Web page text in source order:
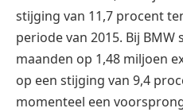
stijging van 11,7 procent
periode van 2015. Bij
maanden op 1,48 miljoen
op een stijging van 9,4
momenteel een